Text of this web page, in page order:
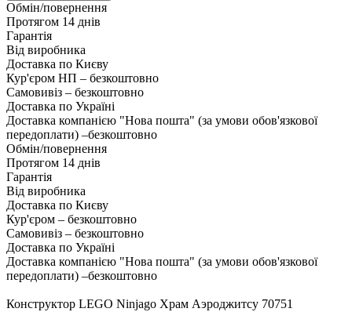
Обмін/повернення
Протягом 14 днів
Гарантія
Від виробника
Доставка по Києву
Кур'єром НП – безкоштовно
Самовивіз – безкоштовно
Доставка по Україні
Доставка компанією "Нова пошта" (за умови обов'язкової
передоплати) –безкоштовно
Обмін/повернення
Протягом 14 днів
Гарантія
Від виробника
Доставка по Києву
Кур'єром – безкоштовно
Самовивіз – безкоштовно
Доставка по Україні
Доставка компанією "Нова пошта" (за умови обов'язкової
передоплати) –безкоштовно
Конструктор LEGO Ninjago Храм Аэроджитсу 70751